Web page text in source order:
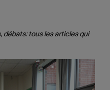
débats: tous les articles qui